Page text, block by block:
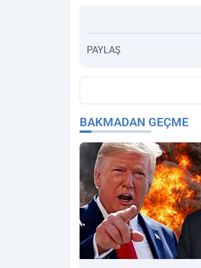
PAYLAŞ
BAKMADAN GEÇME